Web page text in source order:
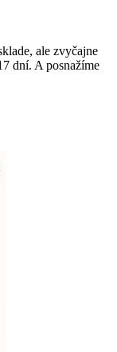
ale zvyčajne
dní. A posnažíme